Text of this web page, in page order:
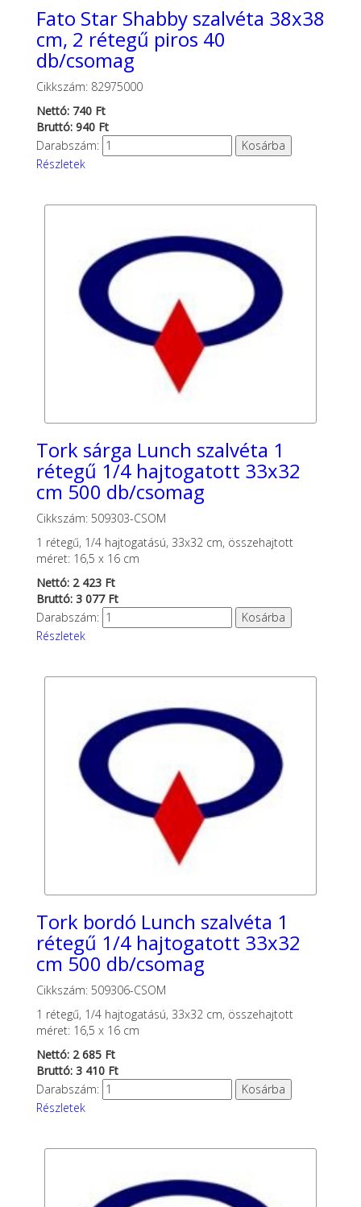
Fato Star Shabby szalvéta 38x38
cm, 2 rétegű piros 40
db/csomag
Cikkszám: 82975000
Nettó: 740 Ft
Bruttó: 940 Ft
Darabszám:
Részletek
Tork sárga Lunch szalvéta 1
rétegű 1/4 hajtogatott 33x32
cm 500 db/csomag
Cikkszám: 509303-CSOM
1 rétegű, 1/4 hajtogatású, 33x32 cm, összehajtott
méret: 16,5 x 16 cm
Nettó: 2 423 Ft
Bruttó: 3 077 Ft
Darabszám:
Részletek
Tork bordó Lunch szalvéta 1
rétegű 1/4 hajtogatott 33x32
cm 500 db/csomag
Cikkszám: 509306-CSOM
1 rétegű, 1/4 hajtogatású, 33x32 cm, összehajtott
méret: 16,5 x 16 cm
Nettó: 2 685 Ft
Bruttó: 3 410 Ft
Darabszám:
Részletek